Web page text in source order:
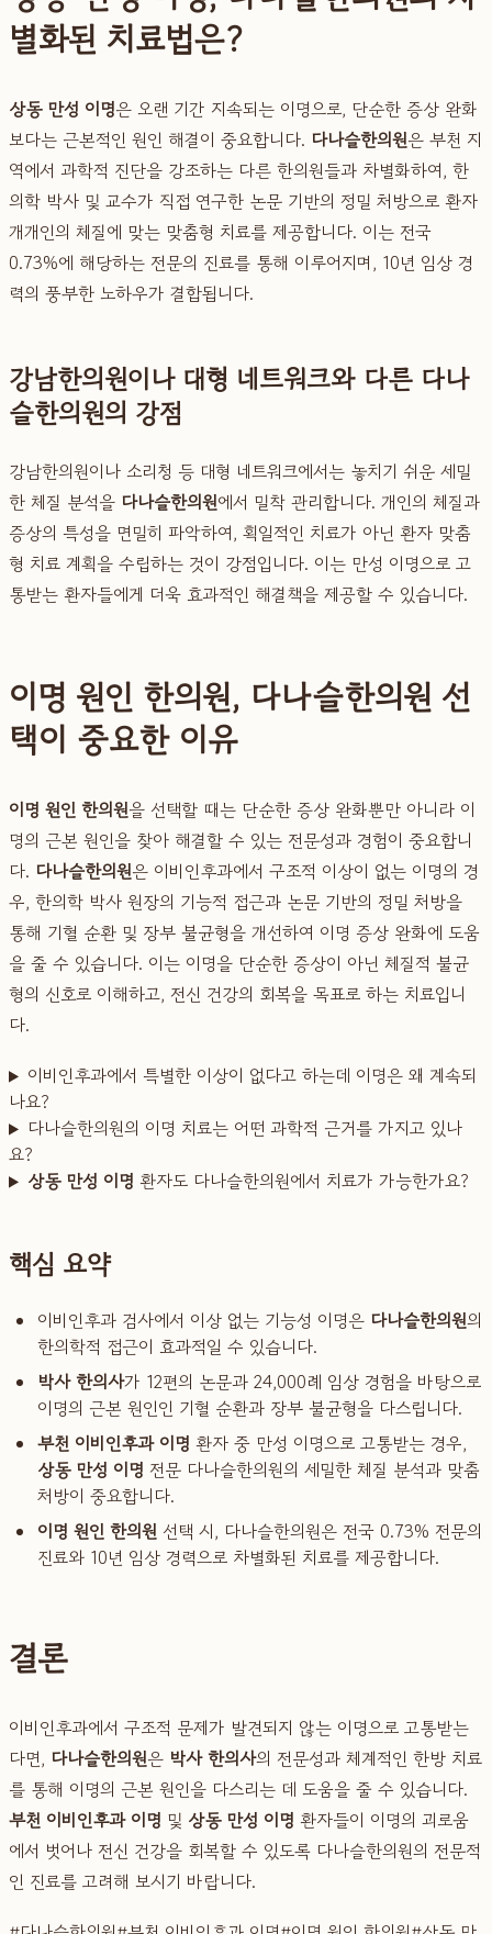
별화된 치료법은?
상동 만성 이명은 오랜 기간 지속되는 이명으로, 단순한 증상 완화
보다는 근본적인 원인 해결이 중요합니다. 다나슬한의원은 부천 지
역에서 과학적 진단을 강조하는 다른 한의원들과 차별화하여, 한
의학 박사 및 교수가 직접 연구한 논문 기반의 정밀 처방으로 환자
개개인의 체질에 맞는 맞춤형 치료를 제공합니다. 이는 전국
0.73%에 해당하는 전문의 진료를 통해 이루어지며, 10년 임상 경
력의 풍부한 노하우가 결합됩니다.
강남한의원이나 대형 네트워크와 다른 다나
슬한의원의 강점
강남한의원이나 소리청 등 대형 네트워크에서는 놓치기 쉬운 세밀
한 체질 분석을 다나슬한의원에서 밀착 관리합니다. 개인의 체질과
증상의 특성을 면밀히 파악하여, 획일적인 치료가 아닌 환자 맞춤
형 치료 계획을 수립하는 것이 강점입니다. 이는 만성 이명으로 고
통받는 환자들에게 더욱 효과적인 해결책을 제공할 수 있습니다.
이명 원인 한의원, 다나슬한의원 선
택이 중요한 이유
이명 원인 한의원을 선택할 때는 단순한 증상 완화뿐만 아니라 이
명의 근본 원인을 찾아 해결할 수 있는 전문성과 경험이 중요합니
다. 다나슬한의원은 이비인후과에서 구조적 이상이 없는 이명의 경
우, 한의학 박사 원장의 기능적 접근과 논문 기반의 정밀 처방을
통해 기혈 순환 및 장부 불균형을 개선하여 이명 증상 완화에 도움
을 줄 수 있습니다. 이는 이명을 단순한 증상이 아닌 체질적 불균
형의 신호로 이해하고, 전신 건강의 회복을 목표로 하는 치료입니
다.
이비인후과에서 특별한 이상이 없다고 하는데 이명은 왜 계속되
나요?
다나슬한의원의 이명 치료는 어떤 과학적 근거를 가지고 있나
요?
상동 만성 이명 환자도 다나슬한의원에서 치료가 가능한가요?
핵심 요약
이비인후과 검사에서 이상 없는 기능성 이명은 다나슬한의원의
한의학적 접근이 효과적일 수 있습니다.
박사 한의사가 12편의 논문과 24,000례 임상 경험을 바탕으로
이명의 근본 원인인 기혈 순환과 장부 불균형을 다스립니다.
부천 이비인후과 이명 환자 중 만성 이명으로 고통받는 경우,
상동 만성 이명 전문 다나슬한의원의 세밀한 체질 분석과 맞춤
처방이 중요합니다.
이명 원인 한의원 선택 시, 다나슬한의원은 전국 0.73% 전문의
진료와 10년 임상 경력으로 차별화된 치료를 제공합니다.
결론
이비인후과에서 구조적 문제가 발견되지 않는 이명으로 고통받는
다면, 다나슬한의원은 박사 한의사의 전문성과 체계적인 한방 치료
를 통해 이명의 근본 원인을 다스리는 데 도움을 줄 수 있습니다.
부천 이비인후과 이명 및 상동 만성 이명 환자들이 이명의 괴로움
에서 벗어나 전신 건강을 회복할 수 있도록 다나슬한의원의 전문적
인 진료를 고려해 보시기 바랍니다.